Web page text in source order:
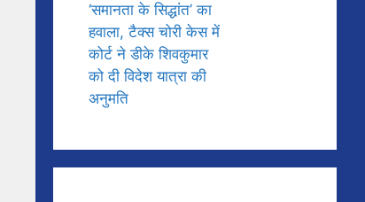
‘समानता के सिद्धांत’ का
हवाला, टैक्स चोरी केस में
कोर्ट ने डीके शिवकुमार
को दी विदेश यात्रा की
अनुमति